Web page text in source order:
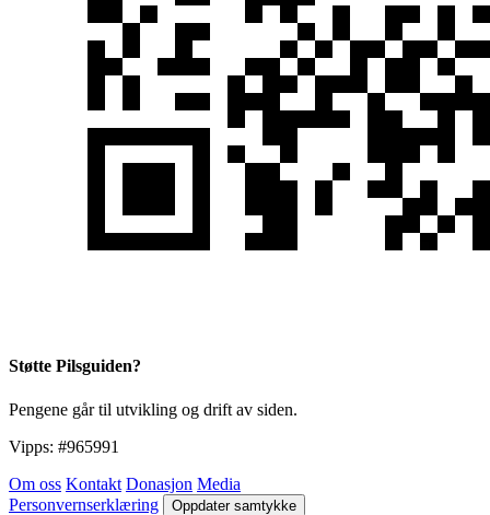
Støtte Pilsguiden?
Pengene går til utvikling og drift av siden.
Vipps: #965991
Om oss Kontakt Donasjon Media
Personvernserklæring
Oppdater samtykke